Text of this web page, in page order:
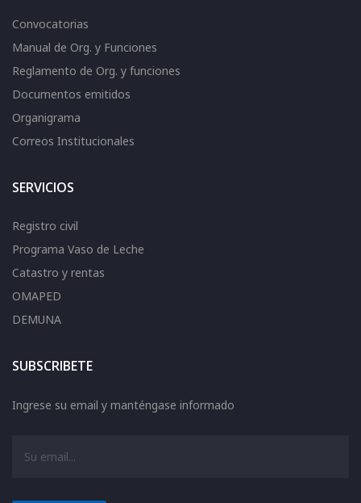
Convocatorias
Manual de Org. y Funciones
Reglamento de Org. y funciones
Documentos emitidos
Organigrama
Correos Institucionales
SERVICIOS
Registro civil
Programa Vaso de Leche
Catastro y rentas
OMAPED
DEMUNA
SUBSCRIBETE
Ingrese su email y manténgase informado